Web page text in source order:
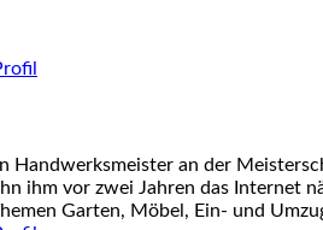
Handwerksmeister an der
ihm vor zwei Jahren das
Garten, Möbel, Ein- und